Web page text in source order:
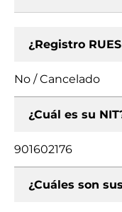
¿Registro
No / Cancelado
¿Cuál es su
901602176
¿Cuáles son